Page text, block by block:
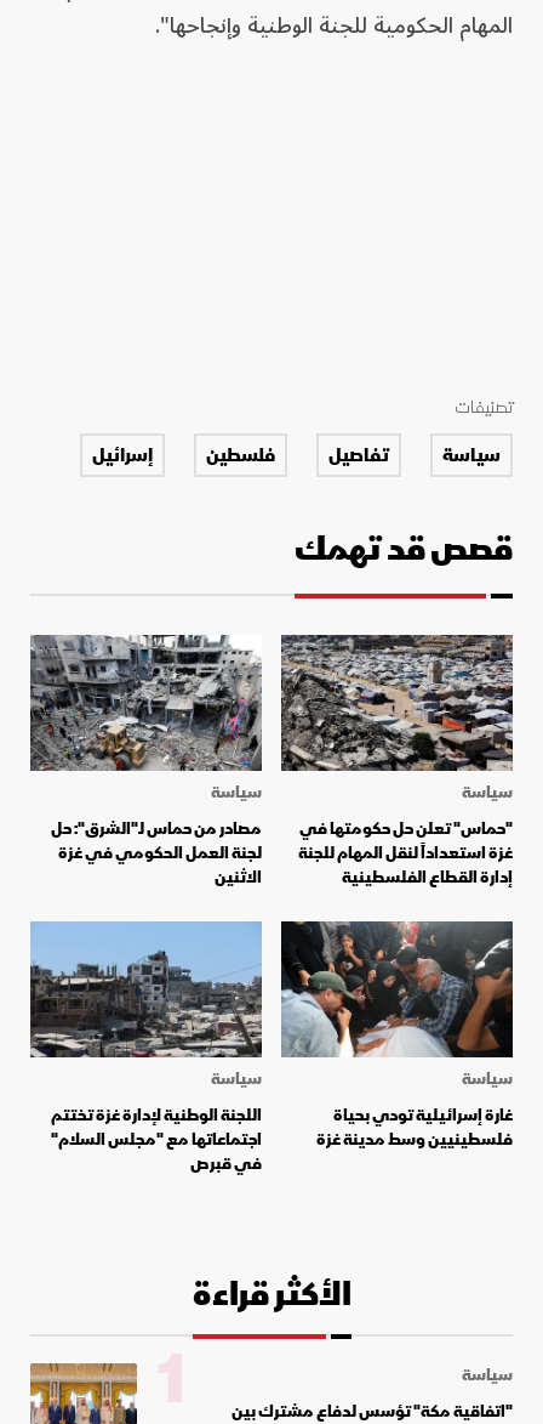
المهام الحكومية للجنة الوطنية وإنجاحها".
تصنيفات
سياسة تفاصيل فلسطين إسرائيل
قصص قد تهمك
سياسة
"حماس" تعلن حل حكومتها في
غزة استعداداً لنقل المهام للجنة
إدارة القطاع الفلسطينية
سياسة
مصادر من حماس لـ"الشرق": حل
لجنة العمل الحكومي في غزة
الاثنين
سياسة
غارة إسرائيلية تودي بحياة
فلسطينيين وسط مدينة غزة
سياسة
اللجنة الوطنية لإدارة غزة تختتم
اجتماعاتها مع "مجلس السلام"
في قبرص
الأكثر قراءة
سياسة
"اتفاقية مكة" تؤسس لدفاع مشترك بين
1